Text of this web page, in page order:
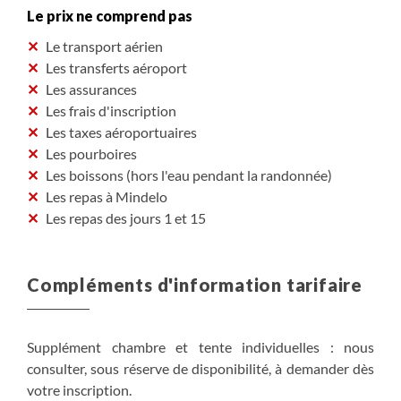
Le prix ne comprend pas
Le transport aérien
Les transferts aéroport
Les assurances
Les frais d'inscription
Les taxes aéroportuaires
Les pourboires
Les boissons (hors l'eau pendant la randonnée)
Les repas à Mindelo
Les repas des jours 1 et 15
Compléments d'information tarifaire
Supplément chambre et tente individuelles : nous
consulter, sous réserve de disponibilité, à demander dès
votre inscription.